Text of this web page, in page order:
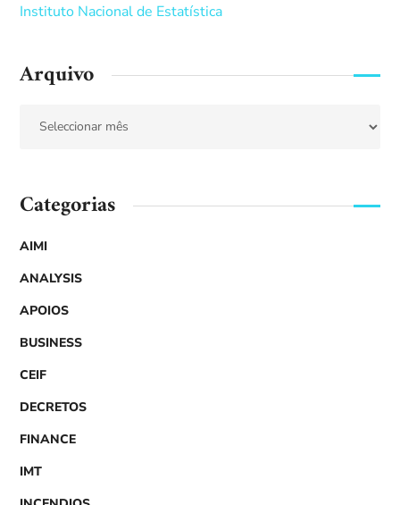
Instituto Nacional de Estatística
Arquivo
Categorias
AIMI
ANALYSIS
APOIOS
BUSINESS
CEIF
DECRETOS
FINANCE
IMT